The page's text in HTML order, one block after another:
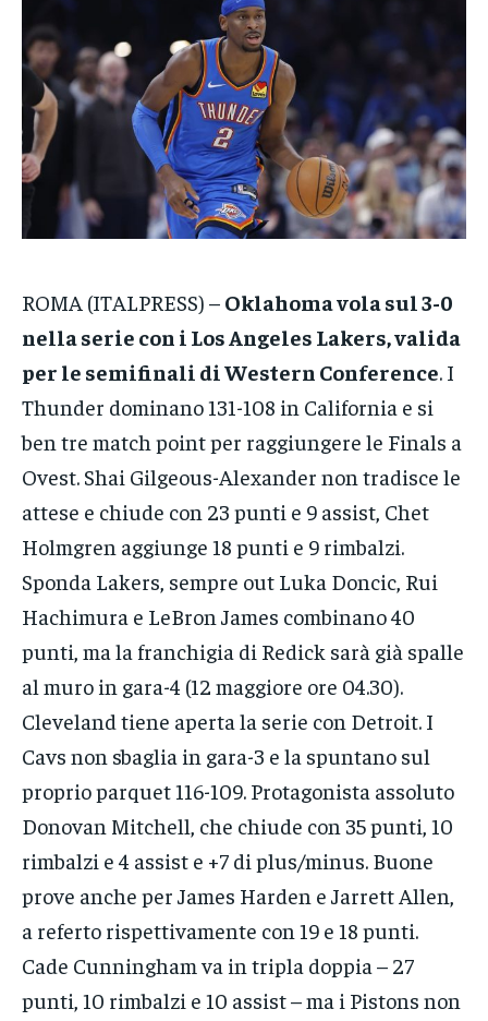
POLITICA
ECONOMIA
SPORT
GRUPPO
CONTATTI
POLITICA
ECONOMIA
SPORT
GRUPPO
CONTATTI
POLITICA
ECONOMIA
SPORT
GRUPPO
CONTATTI
ROMA (ITALPRESS) – Oklahoma vola sul 3-0
nella serie con i Los Angeles Lakers, valida
per le semifinali di Western Conference. I
Thunder dominano 131-108 in California e si
ben tre match point per raggiungere le Finals a
Ovest. Shai Gilgeous-Alexander non tradisce le
attese e chiude con 23 punti e 9 assist, Chet
Holmgren aggiunge 18 punti e 9 rimbalzi.
Sponda Lakers, sempre out Luka Doncic, Rui
Hachimura e LeBron James combinano 40
punti, ma la franchigia di Redick sarà già spalle
al muro in gara-4 (12 maggiore ore 04.30).
Cleveland tiene aperta la serie con Detroit. I
Cavs non sbaglia in gara-3 e la spuntano sul
proprio parquet 116-109. Protagonista assoluto
Donovan Mitchell, che chiude con 35 punti, 10
rimbalzi e 4 assist e +7 di plus/minus. Buone
prove anche per James Harden e Jarrett Allen,
a referto rispettivamente con 19 e 18 punti.
Cade Cunningham va in tripla doppia – 27
punti, 10 rimbalzi e 10 assist – ma i Pistons non